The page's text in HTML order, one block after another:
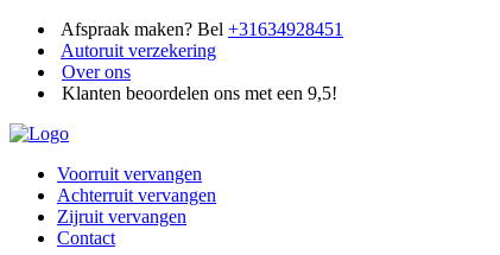
Afspraak maken? Bel +31634928451
Autoruit verzekering
Over ons
Klanten beoordelen ons met een 9,5!
Voorruit vervangen
Achterruit vervangen
Zijruit vervangen
Contact